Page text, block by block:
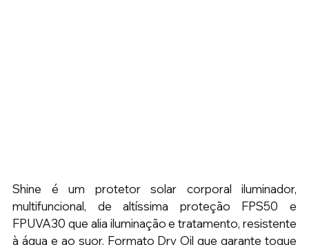
Shine é um protetor solar corporal iluminador,
multifuncional, de altíssima proteção FPS50 e
FPUVA30 que alia iluminação e tratamento, resistente
à água e ao suor. Formato Dry Oil que garante toque